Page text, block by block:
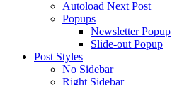
Autoload Next Post
Popups
Newsletter Popup
Slide-out Popup
Post Styles
No Sidebar
Right Sidebar